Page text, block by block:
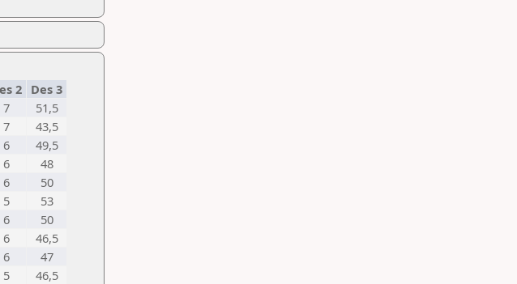
2
Des 3
7
51,5
7
43,5
6
49,5
6
48
6
50
5
53
6
50
6
46,5
6
47
5
46,5